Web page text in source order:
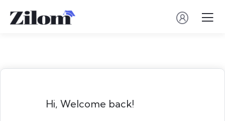
Hi, Welcome back!